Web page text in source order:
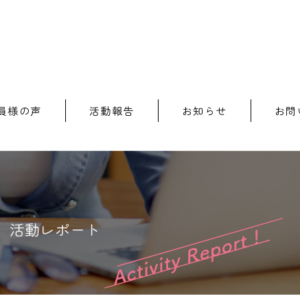
様の声 活動報告 お知らせ お
活動レポート